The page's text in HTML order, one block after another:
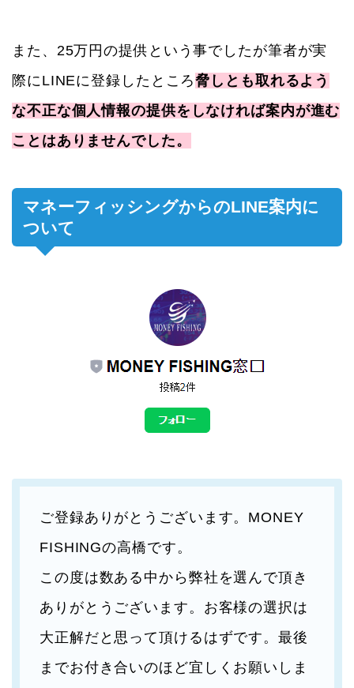
また、25万円の提供という事でしたが筆者が実
際にLINEに登録したところ脅しとも取れるよう
な不正な個人情報の提供をしなければ案内が進む
ことはありませんでした。
マネーフィッシングからのLINE案内に
ついて
ご登録ありがとうございます。MONEY
FISHINGの高橋です。
この度は数ある中から弊社を選んで頂き
ありがとうございます。お客様の選択は
大正解だと思って頂けるはずです。最後
までお付き合いのほど宜しくお願いしま